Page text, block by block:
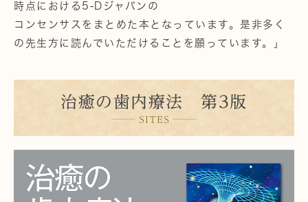
時点における5-Dジャパンの
コンセンサスをまとめた本となっています。是非多く
の先生方に読んでいただけることを願っています。」
治癒の歯内療法 第3版